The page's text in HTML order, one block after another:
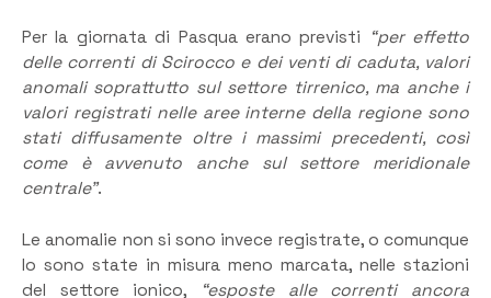
Per la giornata di Pasqua erano previsti “per effetto
delle correnti di Scirocco e dei venti di caduta, valori
anomali soprattutto sul settore tirrenico, ma anche i
valori registrati nelle aree interne della regione sono
stati diffusamente oltre i massimi precedenti, così
come è avvenuto anche sul settore meridionale
centrale”.
Le anomalie non si sono invece registrate, o comunque
lo sono state in misura meno marcata, nelle stazioni
del settore ionico,
“esposte alle correnti ancora